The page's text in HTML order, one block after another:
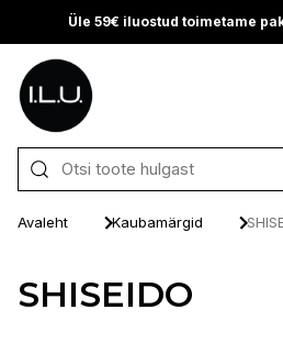
Üle 59€ iluostud toimetame
Otse sisu juurde
Avaleht Kaubamärgid
SHISEIDO